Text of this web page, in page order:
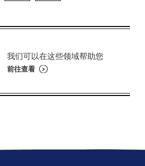
我们可以在这些领域帮助您
前往查看